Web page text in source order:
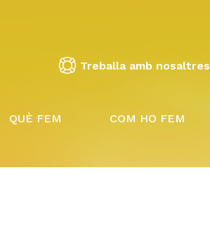
Treballa amb nosaltres
QUÈ FEM COM HO FEM